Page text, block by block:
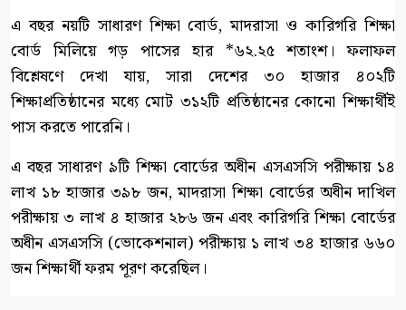
এ বছর নয়টি সাধারণ শিক্ষা বোর্ড, মাদরাসা ও কারিগরি শিক্ষা
বোর্ড মিলিয়ে গড় পাসের হার *৬২.২৫ শতাংশ। ফলাফল
বিশ্লেষণে দেখা যায়, সারা দেশের ৩০ হাজার ৪০২টি
শিক্ষাপ্রতিষ্ঠানের মধ্যে মোট ৩১২টি প্রতিষ্ঠানের কোনো শিক্ষার্থীই
পাস করতে পারেনি।
এ বছর সাধারণ ৯টি শিক্ষা বোর্ডের অধীন এসএসসি পরীক্ষায় ১৪
লাখ ১৮ হাজার ৩৯৮ জন, মাদরাসা শিক্ষা বোর্ডের অধীন দাখিল
পরীক্ষায় ৩ লাখ ৪ হাজার ২৮৬ জন এবং কারিগরি শিক্ষা বোর্ডের
অধীন এসএসসি (ভোকেশনাল) পরীক্ষায় ১ লাখ ৩৪ হাজার ৬৬০
জন শিক্ষার্থী ফরম পূরণ করেছিল।